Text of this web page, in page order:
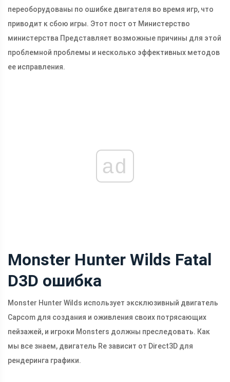
переоборудованы по ошибке двигателя во время игр, что
приводит к сбою игры. Этот пост от Министерство
министерства Представляет возможные причины для этой
проблемной проблемы и несколько эффективных методов
ее исправления.
ad
Monster Hunter Wilds Fatal
D3D ошибка
Monster Hunter Wilds использует эксклюзивный двигатель
Capcom для создания и оживления своих потрясающих
пейзажей, и игроки Monsters должны преследовать. Как
мы все знаем, двигатель Re зависит от Direct3D для
рендеринга графики.